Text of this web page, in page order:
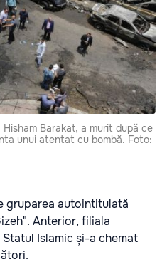
Barakat, a murit după ce
unui atentat cu bombă. Foto:
gruparea autointitulată
Anterior, filiala
Islamic și-a chemat